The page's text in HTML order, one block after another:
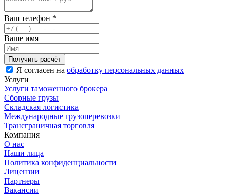
Ваш телефон *
Ваше имя
Я согласен на обработку персональных данных
Услуги
Услуги таможенного брокера
Сборные грузы
Складская логистика
Международные грузоперевозки
Трансграничная торговля
Компания
О нас
Наши лица
Политика конфиденциальности
Лицензии
Партнеры
Вакансии